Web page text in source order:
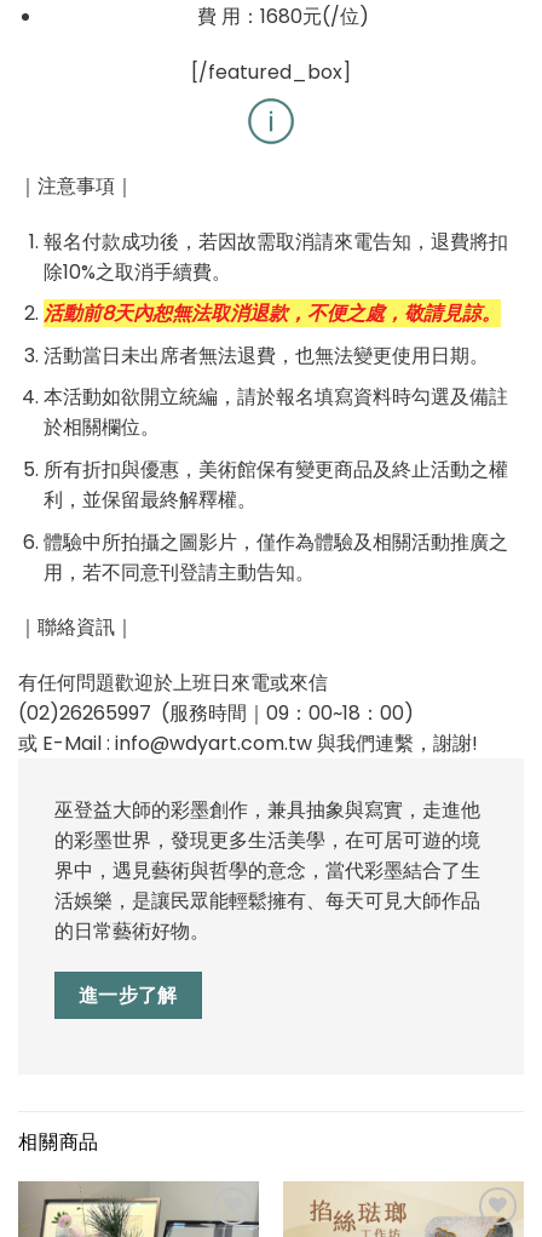
費 用：1680元(/位)
[/featured_box]
｜注意事項｜
報名付款成功後，若因故需取消請來電告知，退費將扣
除10%之取消手續費。
活動前8天內恕無法取消退款，不便之處，敬請見諒。
活動當日未出席者無法退費，也無法變更使用日期。
本活動如欲開立統編，請於報名填寫資料時勾選及備註
於相關欄位。
所有折扣與優惠，美術館保有變更商品及終止活動之權
利，並保留最終解釋權。
體驗中所拍攝之圖影片，僅作為體驗及相關活動推廣之
用，若不同意刊登請主動告知。
｜聯絡資訊｜
有任何問題歡迎於上班日來電或來信
(02)26265997 (服務時間｜09：00~18：00)
或 E-Mail : info@wdyart.com.tw 與我們連繫，謝謝!
巫登益大師的彩墨創作，兼具抽象與寫實，走進他
的彩墨世界，發現更多生活美學，在可居可遊的境
界中，遇見藝術與哲學的意念，當代彩墨結合了生
活娛樂，是讓民眾能輕鬆擁有、每天可見大師作品
的日常藝術好物。
進一步了解
相關商品